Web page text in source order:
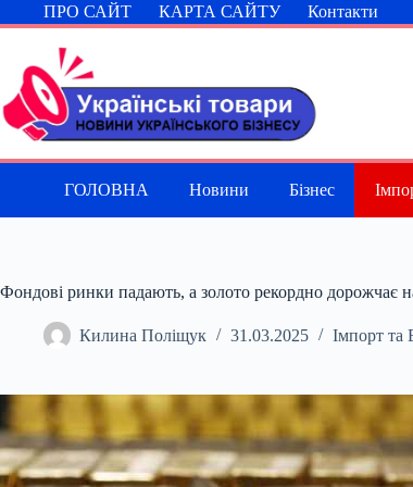
Перейти
до
ПРО САЙТ КАРТА САЙТУ Контакти
ГОЛОВНА Новини Бізнес
Фондові ринки падають, а золото рекордно дорожчає
Килина Поліщук 31.03.2025 Імпорт та